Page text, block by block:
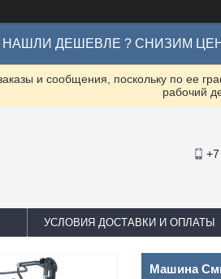
НАШЛИ ДЕШЕВЛЕ ? СНИЗИМ
и сообщения, поскольку по ее
рабочий
УСЛОВИЯ ДОСТАВКИ И ОПЛАТЫ
Машина